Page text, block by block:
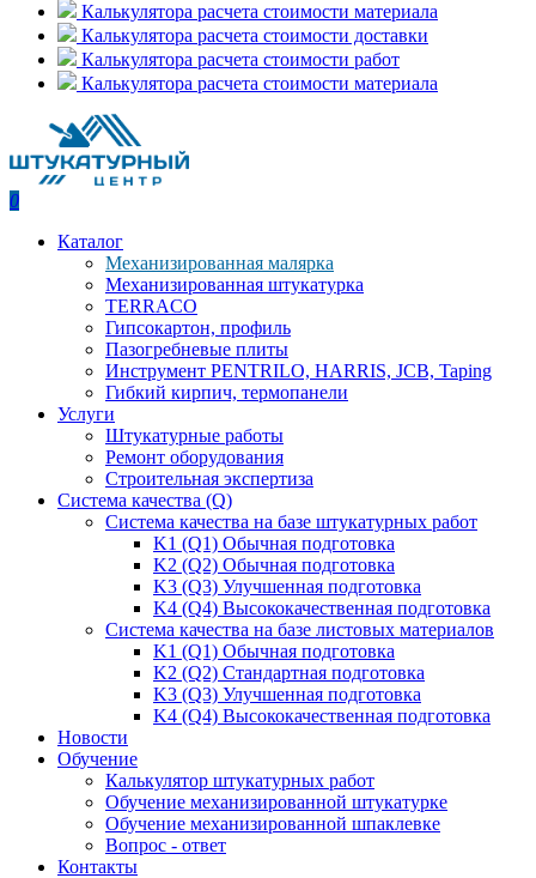
Калькулятора расчета стоимости материала
Калькулятора расчета стоимости доставки
Калькулятора расчета стоимости работ
Калькулятора расчета стоимости материала
0
Каталог
Механизированная малярка
Механизированная штукатурка
TERRACO
Гипсокартон, профиль
Пазогребневые плиты
Инструмент PENTRILO, HARRIS, JCB, Taping
Гибкий кирпич, термопанели
Услуги
Штукатурные работы
Ремонт оборудования
Строительная экспертиза
Система качества (Q)
Система качества на базе штукатурных работ
K1 (Q1) Обычная подготовка
K2 (Q2) Обычная подготовка
K3 (Q3) Улучшенная подготовка
K4 (Q4) Высококачественная подготовка
Система качества на базе листовых материалов
K1 (Q1) Обычная подготовка
K2 (Q2) Стандартная подготовка
K3 (Q3) Улучшенная подготовка
K4 (Q4) Высококачественная подготовка
Новости
Обучение
Калькулятор штукатурных работ
Обучение механизированной штукатурке
Обучение механизированной шпаклевке
Вопрос - ответ
Контакты